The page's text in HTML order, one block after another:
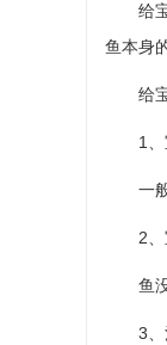
给宝
鱼本身
给宝
1、
一般
2、
鱼没
3、